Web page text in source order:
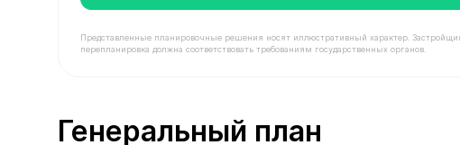
Представленные планировочные решения носят иллюстративный характер.
перепланировка должна соответствовать требованиям государственных органов.
Генеральный план